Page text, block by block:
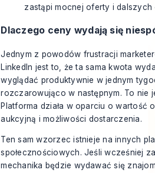
zastąpi mocnej oferty i dalszych
Dlaczego ceny wydają się
Jednym z powodów frustracji
LinkedIn jest to, że ta sama kwota
wyglądać produktywnie w jednym
rozczarowująco w następnym. To nie
Platforma działa w oparciu o wartość
aukcyjną i możliwości dostarczenia.
Ten sam wzorzec istnieje na innych
społecznościowych. Jeśli wcześniej
mechanika będzie wydawać się